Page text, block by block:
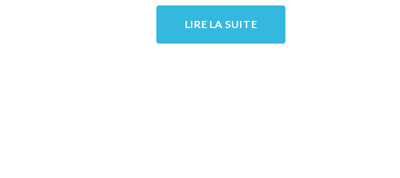
LIRE LA SUITE